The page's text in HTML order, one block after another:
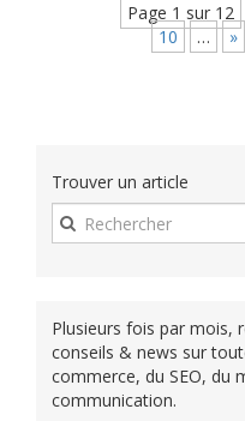
Page 1 sur 12
10
… »
Trouver un article
Plusieurs fois par mois,
conseils & news sur
commerce, du SEO, du
communication.